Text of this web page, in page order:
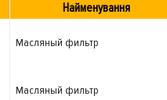
Найменування
Масляный фильтр
Масляный фильтр